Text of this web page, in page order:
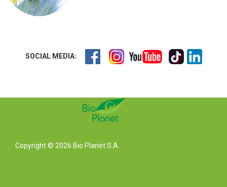
SOCIAL MEDIA:
Copyright © 2026 Bio Planet S.A.